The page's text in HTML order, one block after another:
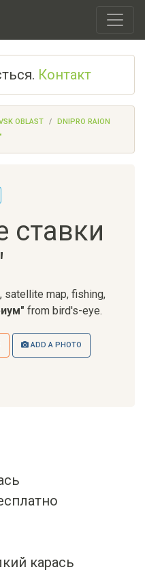
Контакт
OBLAST
DNIPRO RAION
ставки
satellite map, fishing,
from bird's-eye.
ADD A PHOTO
карась